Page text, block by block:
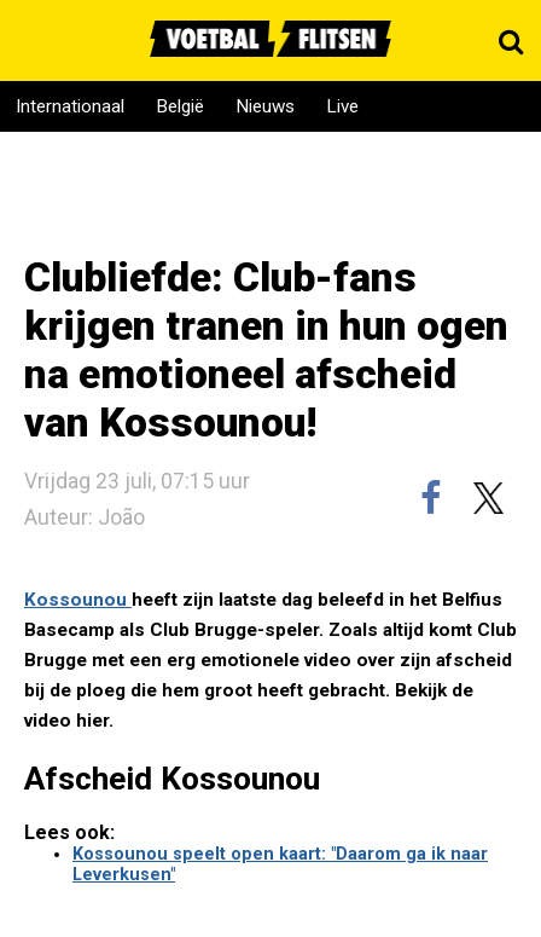
Internationaal België Nieuws Live
Clubliefde: Club-fans
krijgen tranen in hun ogen
na emotioneel afscheid
van Kossounou!
Vrijdag 23 juli, 07:15 uur
Auteur: João
Kossounou heeft zijn laatste dag beleefd in het Belfius
Basecamp als Club Brugge-speler. Zoals altijd komt Club
Brugge met een erg emotionele video over zijn afscheid
bij de ploeg die hem groot heeft gebracht. Bekijk de
video hier.
Afscheid Kossounou
Lees ook:
Kossounou speelt open kaart: "Daarom ga ik naar
Leverkusen"